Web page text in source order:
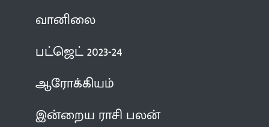
வானிலை
பட்ஜெட் 2023-24
ஆரோக்கியம்
இன்றைய ராசி பலன்